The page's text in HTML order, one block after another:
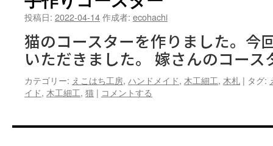
投稿日: 2022-04-14作成者: ecohachi
猫のコースターを作りました。今
いただきました。 嫁さんのコー
カテゴリー: えこはち工房, ハンドメイド, 木工細工, 木札 | タグ:
イド, 木工細工, 猫 | コメントする